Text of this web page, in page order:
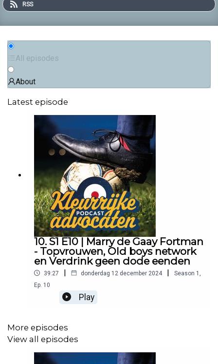
RSS
All episodes
About
Latest episode
10. S1 E10 | Marry de Gaay Fortman
- Topvrouwen, Old boys network
en Verdrink geen dode eenden
39:27 | donderdag 12 december 2024 | Season 1 ,
Ep. 10
Play
More episodes
View all episodes